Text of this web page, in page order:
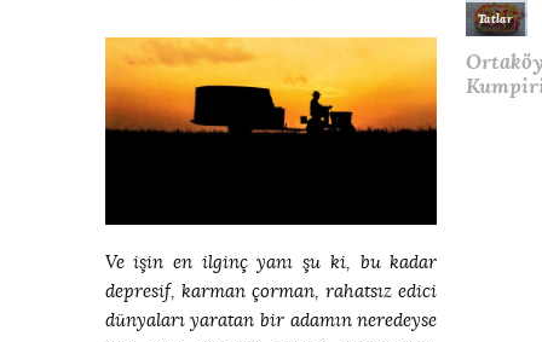
Ve işin en ilginç yanı şu ki, bu kadar
depresif, karman çorman, rahatsız edici
dünyaları yaratan bir adamın neredeyse